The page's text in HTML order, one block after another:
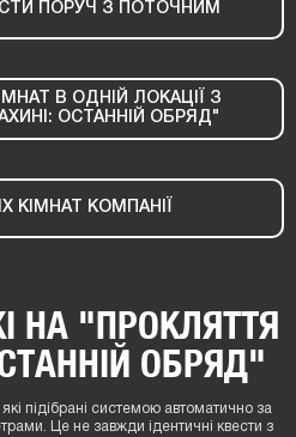
ПОРУЧ З ПОТОЧНИМ
В ОДНІЙ ЛОКАЦІЇ З
ОСТАННІЙ ОБРЯД"
КІМНАТ КОМПАНІЇ
НА "ПРОКЛЯТТЯ
ОБРЯД"
які підібрані системою автоматично за
Це не завжди ідентичні квести з